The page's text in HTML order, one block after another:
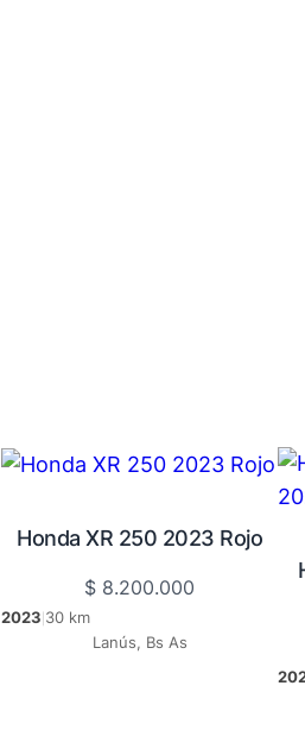
Honda XR 250 2023 Rojo
$ 8.200.000
2023 30 km
Lanús, Bs As